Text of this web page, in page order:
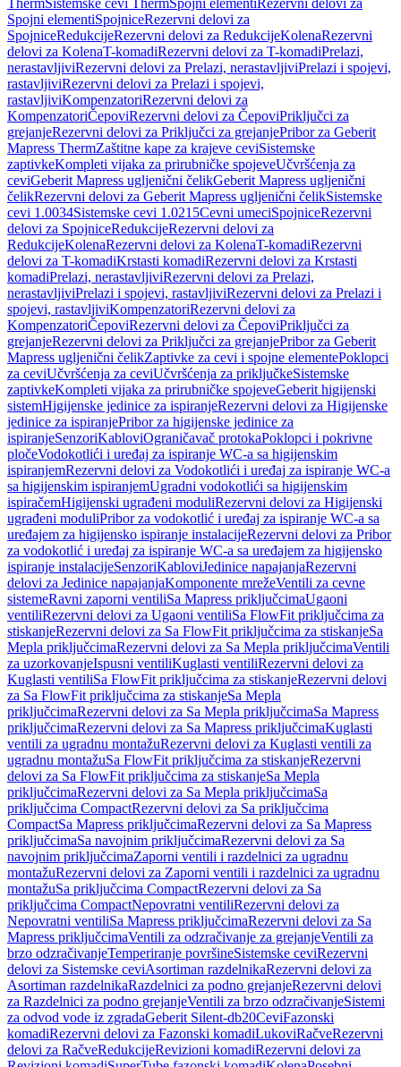
ThermSistemske cevi ThermSpojni elementi Rezervni delovi za
Spojni elementiSpojniceRezervni delovi za
SpojniceRedukcijeRezervni delovi za RedukcijeKolenaRezervni
delovi za KolenaT-komadiRezervni delovi za T-komadiPrelazi,
nerastavljiviRezervni delovi za Prelazi, nerastavljiviPrelazi i spojevi,
rastavljiviRezervni delovi za Prelazi i spojevi,
rastavljiviKompenzatoriRezervni delovi za
KompenzatoriČepoviRezervni delovi za ČepoviPriključci za
grejanjeRezervni delovi za Priključci za grejanjePribor za Geberit
Mapress ThermZaštitne kape za krajeve ceviSistemske
zaptivkeKompleti vijaka za prirubničke spojeveUčvršćenja za
ceviGeberit Mapress ugljenični čelikGeberit Mapress ugljenični
čelikRezervni delovi za Geberit Mapress ugljenični čelikSistemske
cevi 1.0034Sistemske cevi 1.0215Cevni umeciSpojniceRezervni
delovi za SpojniceRedukcijeRezervni delovi za
RedukcijeKolenaRezervni delovi za KolenaT-komadiRezervni
delovi za T-komadiKrstasti komadiRezervni delovi za Krstasti
komadiPrelazi, nerastavljiviRezervni delovi za Prelazi,
nerastavljiviPrelazi i spojevi, rastavljiviRezervni delovi za Prelazi i
spojevi, rastavljiviKompenzatoriRezervni delovi za
KompenzatoriČepoviRezervni delovi za ČepoviPriključci za
grejanjeRezervni delovi za Priključci za grejanjePribor za Geberit
Mapress ugljenični čelikZaptivke za cevi i spojne elementePoklopci
za ceviUčvršćenja za ceviUčvršćenja za priključkeSistemske
zaptivkeKompleti vijaka za prirubničke spojeveGeberit higijenski
sistemHigijenske jedinice za ispiranjeRezervni delovi za Higijenske
jedinice za ispiranjePribor za higijenske jedinice za
ispiranjeSenzoriKabloviOgraničavač protokaPoklopci i pokrivne
pločeVodokotlići i uređaj za ispiranje WC-a sa higijenskim
ispiranjemRezervni delovi za Vodokotlići i uređaj za ispiranje WC-a
sa higijenskim ispiranjemUgradni vodokotlići sa higijenskim
ispiračemHigijenski ugrađeni moduliRezervni delovi za Higijenski
ugrađeni moduliPribor za vodokotlić i uređaj za ispiranje WC-a sa
uređajem za higijensko ispiranje instalacijeRezervni delovi za Pribor
za vodokotlić i uređaj za ispiranje WC-a sa uređajem za higijensko
ispiranje instalacijeSenzoriKabloviJedinice napajanjaRezervni
delovi za Jedinice napajanjaKomponente mrežeVentili za cevne
sistemeRavni zaporni ventiliSa Mapress priključcimaUgaoni
ventiliRezervni delovi za Ugaoni ventiliSa FlowFit priključcima za
stiskanjeRezervni delovi za Sa FlowFit priključcima za stiskanjeSa
Mepla priključcimaRezervni delovi za Sa Mepla priključcimaVentili
za uzorkovanjeIspusni ventiliKuglasti ventiliRezervni delovi za
Kuglasti ventiliSa FlowFit priključcima za stiskanjeRezervni delovi
za Sa FlowFit priključcima za stiskanjeSa Mepla
priključcimaRezervni delovi za Sa Mepla priključcimaSa Mapress
priključcimaRezervni delovi za Sa Mapress priključcimaKuglasti
ventili za ugradnu montažuRezervni delovi za Kuglasti ventili za
ugradnu montažuSa FlowFit priključcima za stiskanjeRezervni
delovi za Sa FlowFit priključcima za stiskanjeSa Mepla
priključcimaRezervni delovi za Sa Mepla priključcimaSa
priključcima CompactRezervni delovi za Sa priključcima
CompactSa Mapress priključcimaRezervni delovi za Sa Mapress
priključcimaSa navojnim priključcimaRezervni delovi za Sa
navojnim priključcimaZaporni ventili i razdelnici za ugradnu
montažuRezervni delovi za Zaporni ventili i razdelnici za ugradnu
montažuSa priključcima CompactRezervni delovi za Sa
priključcima CompactNepovratni ventiliRezervni delovi za
Nepovratni ventiliSa Mapress priključcimaRezervni delovi za Sa
Mapress priključcimaVentili za odzračivanje za grejanjeVentili za
brzo odzračivanjeTemperiranje površineSistemske ceviRezervni
delovi za Sistemske ceviAsortiman razdelnikaRezervni delovi za
Asortiman razdelnikaRazdelnici za podno grejanjeRezervni delovi
za Razdelnici za podno grejanjeVentili za brzo odzračivanjeSistemi
za odvod vode iz zgradaGeberit Silent-db20CeviFazonski
komadiRezervni delovi za Fazonski komadiLukoviRačveRezervni
delovi za RačveRedukcijeRevizioni komadiRezervni delovi za